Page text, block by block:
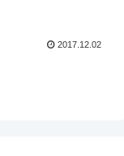
2017.12.02